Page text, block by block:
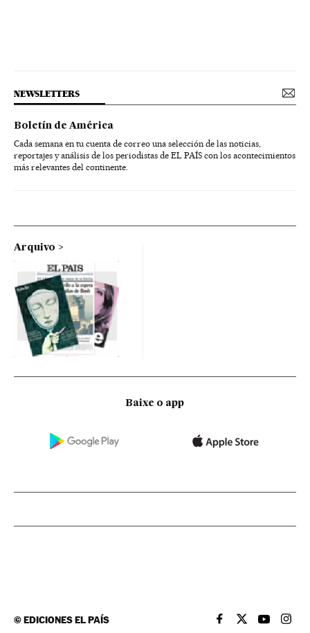
NEWSLETTERS
Boletín de América
Cada semana en tu cuenta de correo una selección de las noticias,
reportajes y análisis de los periodistas de EL PAÍS con los acontecimientos
más relevantes del continente.
Arquivo
Baixe o app
©EDICIONES EL PAÍS EL PAÍS BRASIL EN
EL PAÍSEL PAÍS
EL